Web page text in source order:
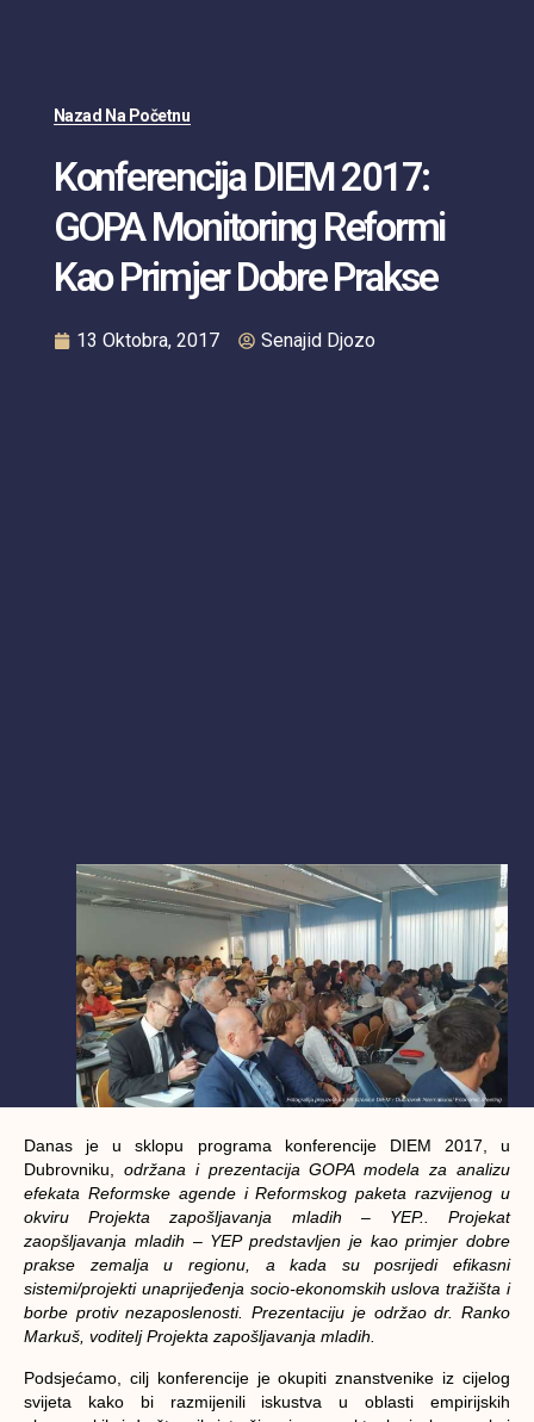
Nazad Na Početnu
Konferencija DIEM 2017:
GOPA Monitoring Reformi
Kao Primjer Dobre Prakse
13 Oktobra, 2017 Senajid Djozo
Danas je u sklopu programa konferencije DIEM 2017, u
Dubrovniku, održana i prezentacija GOPA modela za analizu
efekata Reformske agende i Reformskog paketa razvijenog u
okviru Projekta zapošljavanja mladih – YEP.. Projekat
zaopšljavanja mladih – YEP predstavljen je kao primjer dobre
prakse zemalja u regionu, a kada su posrijedi efikasni
sistemi/projekti unaprijeđenja socio-ekonomskih uslova tražišta i
borbe protiv nezaposlenosti. Prezentaciju je održao dr. Ranko
Markuš, voditelj Projekta zapošljavanja mladih.
Podsjećamo, cilj konferencije je okupiti znanstvenike iz cijelog
svijeta kako bi razmijenili iskustva u oblasti empirijskih